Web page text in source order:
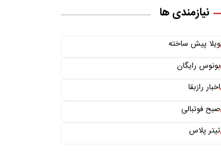
نیازمندی ها
ویلا پیش ساخته
بونوس رایگان
اخبار رازبقا
صبح فوتبالی
تیتر پلاس